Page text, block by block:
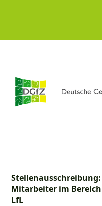
Mitarbeiter im
LfL